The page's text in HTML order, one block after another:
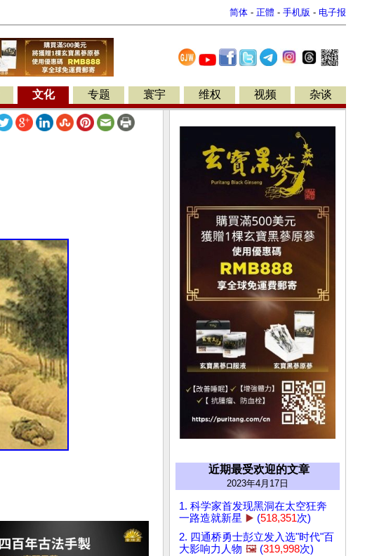
简体 - 正體 - 手机版 - 电子报
文化 专题 寰宇 维权 视频 杂谈
近期最受欢迎的文章
2023年4月17日
1. 科学家首发现黑洞在太空狂奔
一路造就新星 ▶️ (518,351次)
2. 四通桥勇士彭立发入选"时代"百
大影响力人物 🖼️ (319,998次)